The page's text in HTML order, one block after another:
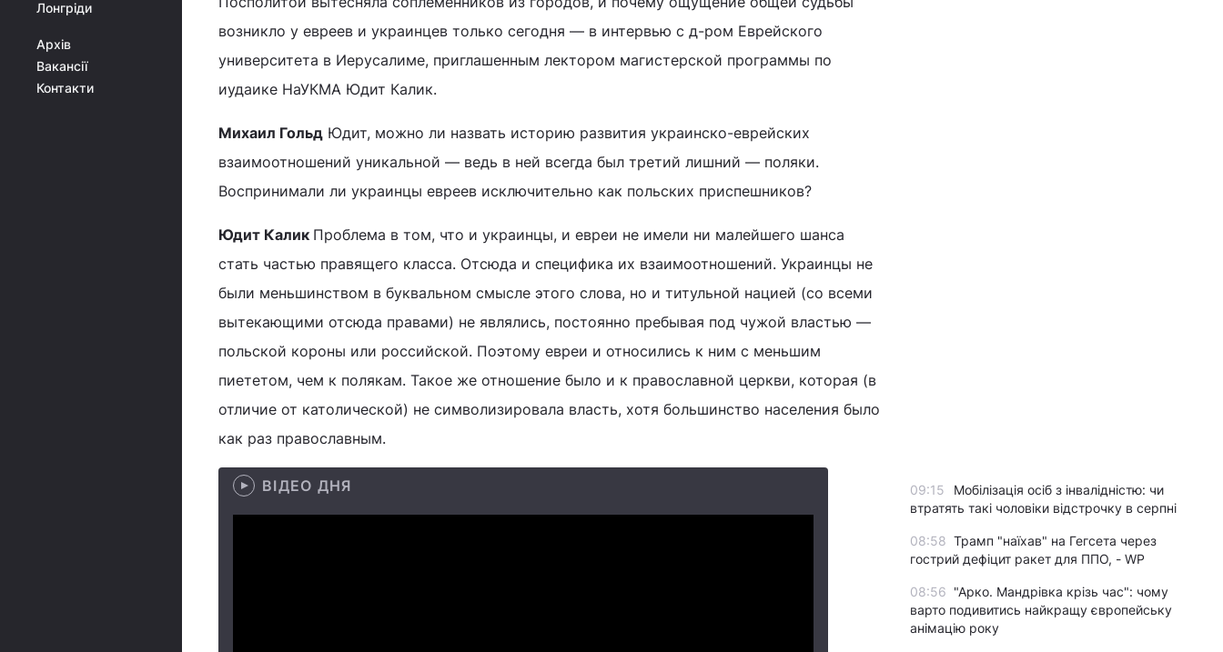
Лонгріди
Архів
Вакансії
Контакти
возникло у евреев и украинцев только сегодня — в интервью с д-ром Еврейского
университета в Иерусалиме, приглашенным лектором магистерской программы по
иудаике НаУКМА Юдит Калик.
Михаил Гольд Юдит, можно ли назвать историю развития украинско-еврейских
взаимоотношений уникальной — ведь в ней всегда был третий лишний — поляки.
Воспринимали ли украинцы евреев исключительно как польских приспешников?
Юдит Калик Проблема в том, что и украинцы, и евреи не имели ни малейшего шанса
стать частью правящего класса. Отсюда и специфика их взаимоотношений. Украинцы не
были меньшинством в буквальном смысле этого слова, но и титульной нацией (со всеми
вытекающими отсюда правами) не являлись, постоянно пребывая под чужой властью —
польской короны или российской. Поэтому евреи и относились к ним с меньшим
пиететом, чем к полякам. Такое же отношение было и к православной церкви, которая (в
отличие от католической) не символизировала власть, хотя большинство населения было
как раз православным.
ВІДЕО ДНЯ 09:15
Мобілізація осіб з інвалідністю: чи
втратять такі чоловіки відстрочку в серпні
08:58 Трамп "наїхав" на Гегсета через
гострий дефіцит ракет для ППО, - WP
08:56 "Арко. Мандрівка крізь час": чому
варто подивитись найкращу європейську
анімацію року